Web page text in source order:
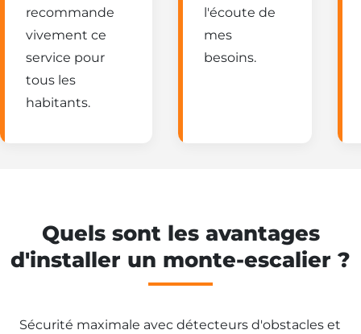
recommande
vivement ce
service pour
tous les
habitants.
l'écoute de
mes
besoins.
Quels sont les avantages
d'installer un monte-escalier ?
Sécurité maximale avec détecteurs d'obstacles et